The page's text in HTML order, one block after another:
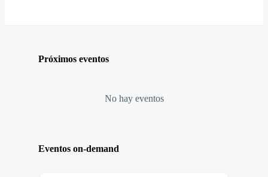
Próximos eventos
No hay eventos
Eventos on-demand